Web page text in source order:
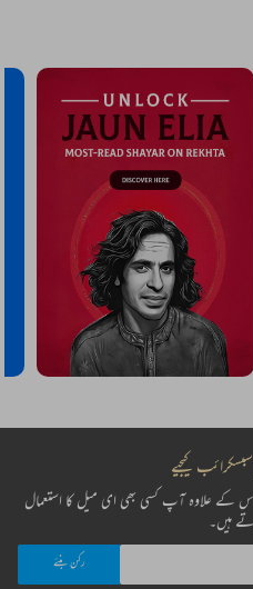
سبسکرائب کیجیے
کے علاوہ آپ کسی بھی ای میل کا استعمال
ہیں۔